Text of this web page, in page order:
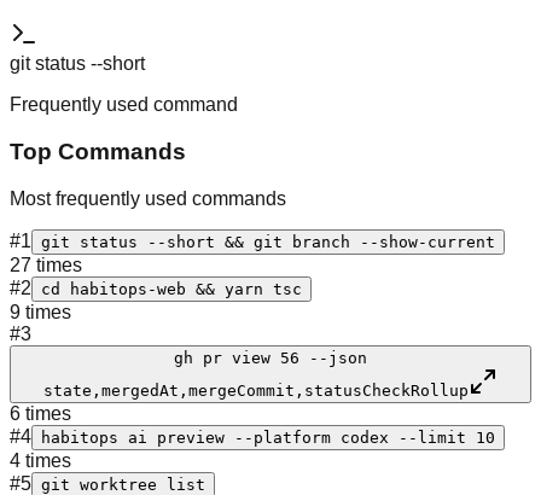
git status --short
Frequently used command
Top Commands
Most frequently used commands
#1 git status --short && git branch --show-current
27 times
#2 cd habitops-web && yarn tsc
9 times
#3
gh pr view 56 --json
state,mergedAt,mergeCommit,statusCheckRollup
6 times
#4 habitops ai preview --platform codex --limit 10
4 times
#5 git worktree list